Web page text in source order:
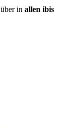
über in allen ibis